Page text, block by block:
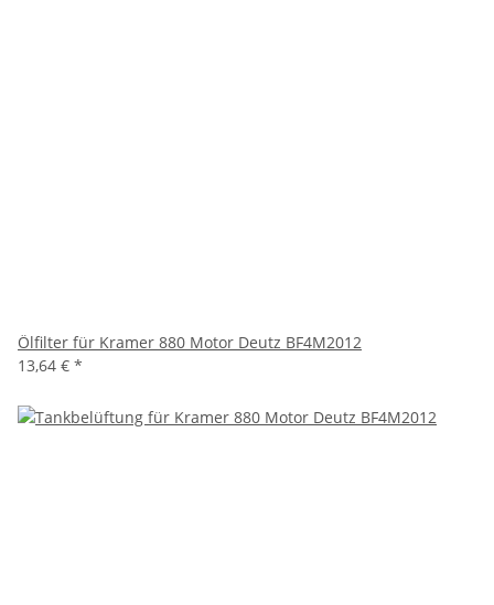
Ölfilter für Kramer 880 Motor Deutz BF4M2012
13,64 € *